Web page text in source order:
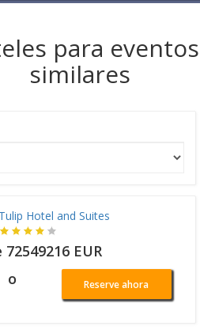
para eventos
similares
Tulip Hotel and Suites
EUR
o Reserve ahora